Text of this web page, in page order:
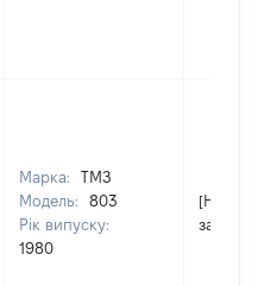
Марка:
ТМЗ
Модель:
803
Рік випуску:
1980
[Не